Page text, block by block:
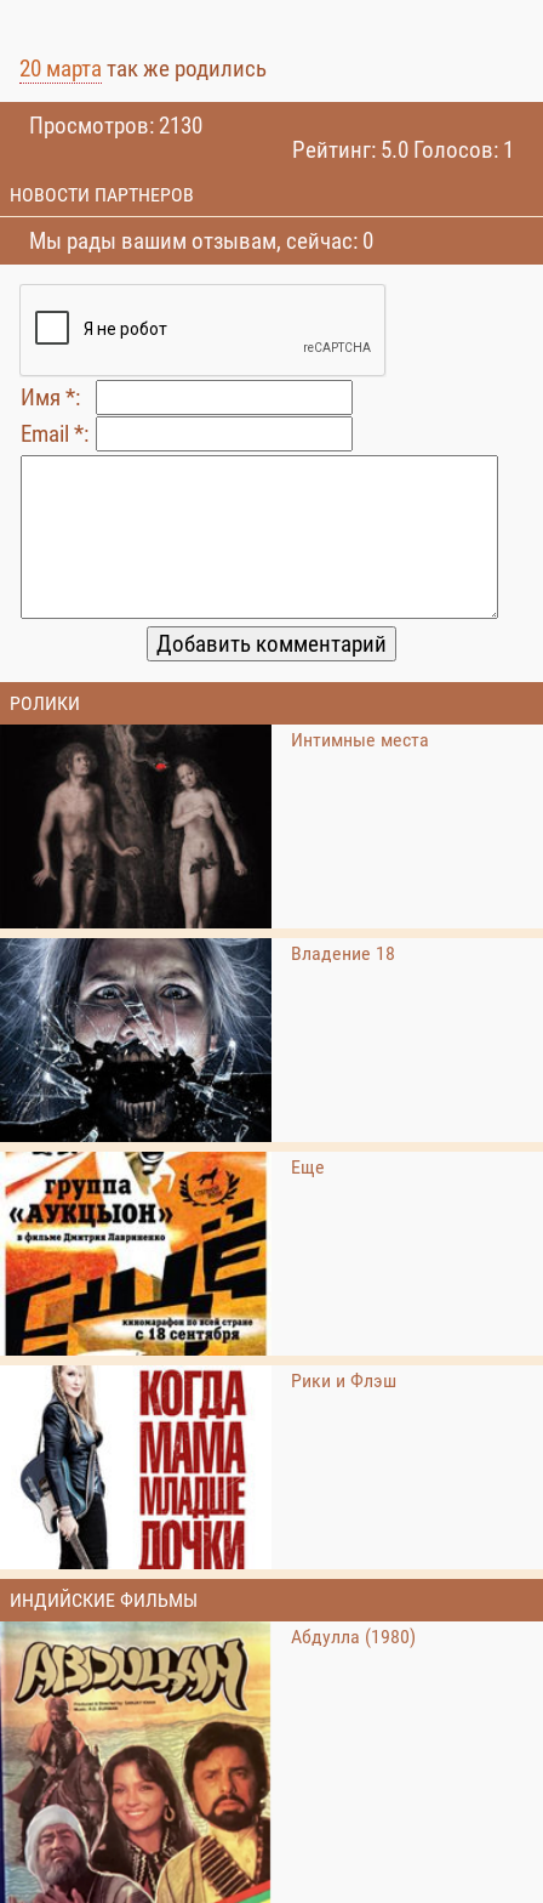
20 марта так же родились
Просмотров: 2130
Рейтинг: 5.0 Голосов: 1
НОВОСТИ ПАРТНЕРОВ
Мы рады вашим отзывам, сейчас: 0
Имя *:
Email *:
РОЛИКИ
Интимные места
Владение 18
Еще
Рики и Флэш
ИНДИЙСКИЕ ФИЛЬМЫ
Абдулла (1980)